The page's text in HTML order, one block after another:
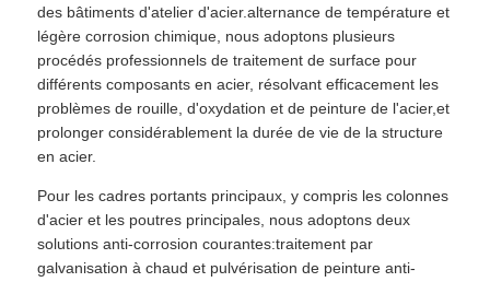
des bâtiments d'atelier d'acier.alternance de température et
légère corrosion chimique, nous adoptons plusieurs
procédés professionnels de traitement de surface pour
différents composants en acier, résolvant efficacement les
problèmes de rouille, d'oxydation et de peinture de l'acier,et
prolonger considérablement la durée de vie de la structure
en acier.
Pour les cadres portants principaux, y compris les colonnes
d'acier et les poutres principales, nous adoptons deux
solutions anti-corrosion courantes:traitement par
galvanisation à chaud et pulvérisation de peinture anti-